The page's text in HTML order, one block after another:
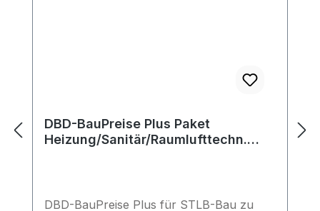
DBD-BauPreise Plus Paket
Heizung/Sanitär/Raumlufttechn.
DBD-BauPreise Plus für STLB-Bau zu